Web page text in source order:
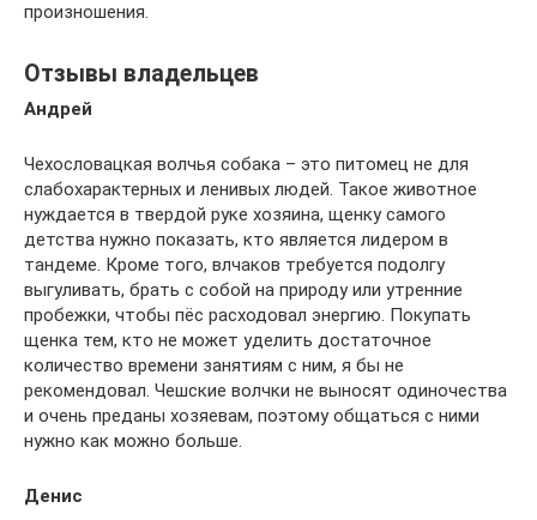
произношения.
Отзывы владельцев
Андрей
Чехословацкая волчья собака – это питомец не для
слабохарактерных и ленивых людей. Такое животное
нуждается в твердой руке хозяина, щенку самого
детства нужно показать, кто является лидером в
тандеме. Кроме того, влчаков требуется подолгу
выгуливать, брать с собой на природу или утренние
пробежки, чтобы пёс расходовал энергию. Покупать
щенка тем, кто не может уделить достаточное
количество времени занятиям с ним, я бы не
рекомендовал. Чешские волчки не выносят одиночества
и очень преданы хозяевам, поэтому общаться с ними
нужно как можно больше.
Денис